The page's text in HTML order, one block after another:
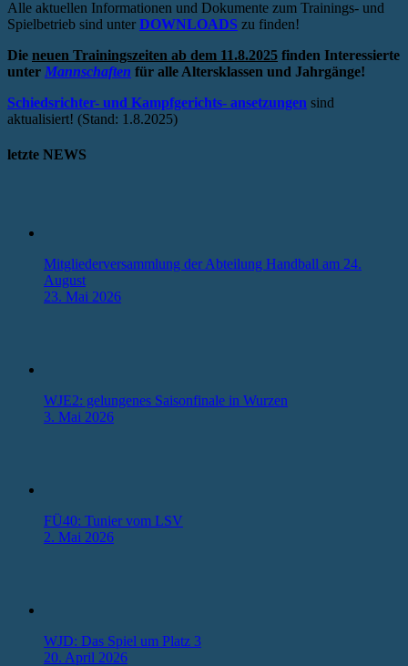
Alle aktuellen Informationen und Dokumente zum Trainings- und
Spielbetrieb sind unter DOWNLOADS zu finden!
Die neuen Trainingszeiten ab dem 11.8.2025 finden Interessierte
unter Mannschaften für alle Altersklassen und Jahrgänge!
Schiedsrichter- und Kampfgerichts- ansetzungen sind
aktualisiert! (Stand: 1.8.2025)
letzte NEWS
Mitgliederversammlung der Abteilung Handball am 24.
August
23. Mai 2026
WJE2: gelungenes Saisonfinale in Wurzen
3. Mai 2026
FÜ40: Tunier vom LSV
2. Mai 2026
WJD: Das Spiel um Platz 3
20. April 2026